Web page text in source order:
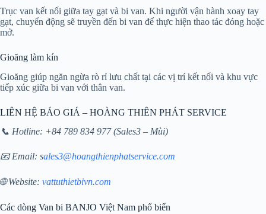
Trục van kết nối giữa tay gạt và bi van. Khi người vận hành xoay tay
gạt, chuyển động sẽ truyền đến bi van để thực hiện thao tác đóng hoặc
mở.
Gioăng làm kín
Gioăng giúp ngăn ngừa rò rỉ lưu chất tại các vị trí kết nối và khu vực
tiếp xúc giữa bi van với thân van.
LIÊN HỆ BÁO GIÁ – HOÀNG THIÊN PHÁT SERVICE
📞 Hotline: +84 789 834 977 (Sales3 – Mùi)
📧 Email: sales3@hoangthienphatservice.com
🌐 Website: vattuthietbivn.com
Các dòng Van bi BANJO Việt Nam phổ biến